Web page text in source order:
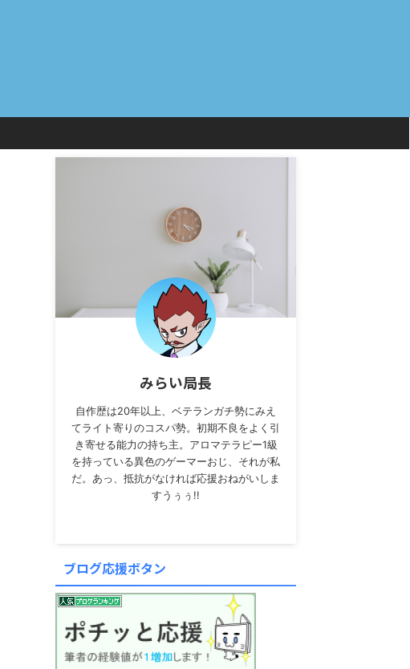
みらい局長
自作歴は20年以上、ベテランガチ勢にみえ
てライト寄りのコスパ勢。初期不良をよく引
き寄せる能力の持ち主。アロマテラピー1級
を持っている異色のゲーマーおじ、それが私
だ。あっ、抵抗がなければ応援おねがいしま
すうぅぅ!!
ブログ応援ボタン